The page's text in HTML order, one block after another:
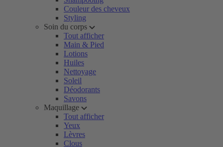
Couleur des cheveux
Styling
Soin du corps
Tout afficher
Main & Pied
Lotions
Huiles
Nettoyage
Soleil
Déodorants
Savons
Maquillage
Tout afficher
Yeux
Lèvres
Clous